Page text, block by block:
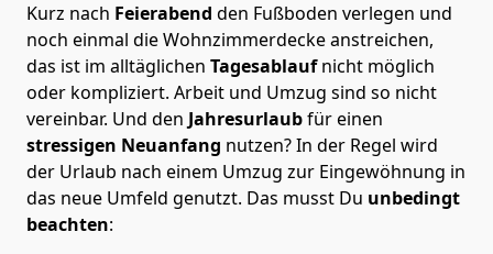
Kurz nach Feierabend den Fußboden verlegen und
noch einmal die Wohnzimmerdecke anstreichen,
das ist im alltäglichen Tagesablaufnicht möglich
oder kompliziert. Arbeit und Umzug sind so nicht
vereinbar. Und den Jahresurlaubfür einen
stressigen Neuanfang nutzen? In der Regel wird
der Urlaub nach einem Umzug zur Eingewöhnung in
das neue Umfeld genutzt. Das musst Du unbedingt
beachten: